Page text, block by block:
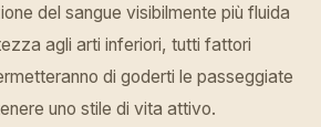
del sangue visibilmente più fluida
agli arti inferiori, tutti fattori
di goderti le passeggiate
uno stile di vita attivo.